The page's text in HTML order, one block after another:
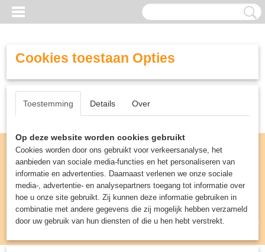
Inloggen Registreren
UW WINKELWAGEN
(0)
Cookies toestaan Opties
Toestemming Details Over
Op deze website worden cookies gebruikt
Cookies worden door ons gebruikt voor verkeersanalyse, het
aanbieden van sociale media-functies en het personaliseren van
informatie en advertenties. Daarnaast verlenen we onze sociale
media-, advertentie- en analysepartners toegang tot informatie over
hoe u onze site gebruikt. Zij kunnen deze informatie gebruiken in
combinatie met andere gegevens die zij mogelijk hebben verzameld
door uw gebruik van hun diensten of die u hen hebt verstrekt.